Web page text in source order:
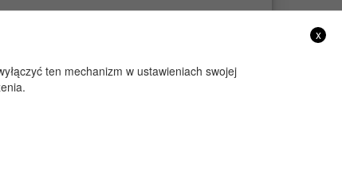
x
ten mechanizm w ustawieniach swojej